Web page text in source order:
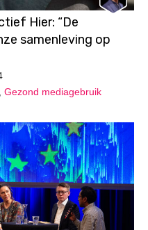
Hier: “De
samenleving op
, Gezond mediagebruik